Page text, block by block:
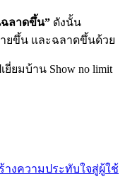
ลาดขึ้น” ดังนั้น
ยขึ้น และฉลาดขึ้นด้วย
ยมบ้าน Show no limit
งความประทับใจสู่ผู้ใช้